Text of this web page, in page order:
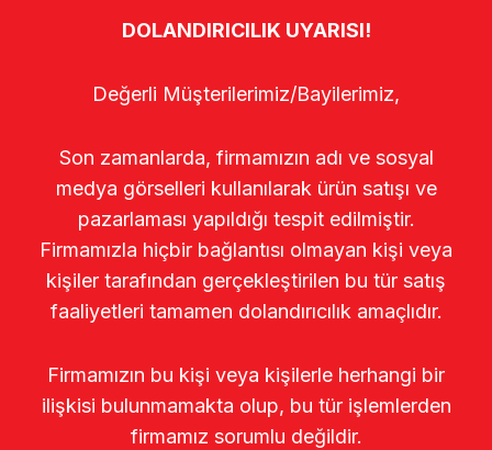
DOLANDIRICILIK UYARISI!
Değerli Müşterilerimiz/Bayilerimiz,
Son zamanlarda, firmamızın adı ve sosyal
medya görselleri kullanılarak ürün satışı ve
pazarlaması yapıldığı tespit edilmiştir.
Firmamızla hiçbir bağlantısı olmayan kişi veya
kişiler tarafından gerçekleştirilen bu tür satış
faaliyetleri tamamen dolandırıcılık amaçlıdır.
Firmamızın bu kişi veya kişilerle herhangi bir
ilişkisi bulunmamakta olup, bu tür işlemlerden
firmamız sorumlu değildir.